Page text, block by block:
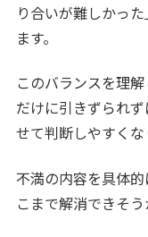
り合いが難しかっ
ます。
このバランスを理
だけに引きずられ
せて判断しやすくな
不満の内容を具体
こまで解消できそ